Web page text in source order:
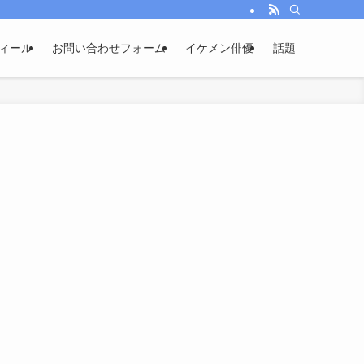
ール お問い合わせフォーム イケメン俳優 話題